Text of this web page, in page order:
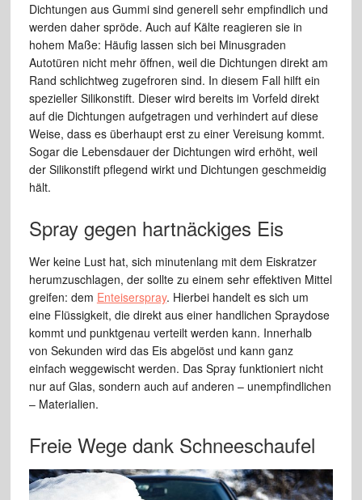
Dichtungen aus Gummi sind generell sehr empfindlich und
werden daher spröde. Auch auf Kälte reagieren sie in
hohem Maße: Häufig lassen sich bei Minusgraden
Autotüren nicht mehr öffnen, weil die Dichtungen direkt am
Rand schlichtweg zugefroren sind. In diesem Fall hilft ein
spezieller Silikonstift. Dieser wird bereits im Vorfeld direkt
auf die Dichtungen aufgetragen und verhindert auf diese
Weise, dass es überhaupt erst zu einer Vereisung kommt.
Sogar die Lebensdauer der Dichtungen wird erhöht, weil
der Silikonstift pflegend wirkt und Dichtungen geschmeidig
hält.
Spray gegen hartnäckiges Eis
Wer keine Lust hat, sich minutenlang mit dem Eiskratzer
herumzuschlagen, der sollte zu einem sehr effektiven Mittel
greifen: dem Enteiserspray. Hierbei handelt es sich um
eine Flüssigkeit, die direkt aus einer handlichen Spraydose
kommt und punktgenau verteilt werden kann. Innerhalb
von Sekunden wird das Eis abgelöst und kann ganz
einfach weggewischt werden. Das Spray funktioniert nicht
nur auf Glas, sondern auch auf anderen – unempfindlichen
– Materialien.
Freie Wege dank Schneeschaufel